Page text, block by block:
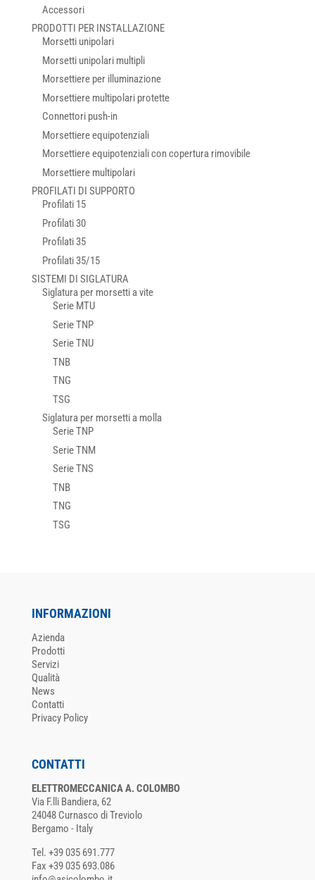
Accessori
PRODOTTI PER INSTALLAZIONE
Morsetti unipolari
Morsetti unipolari multipli
Morsettiere per illuminazione
Morsettiere multipolari protette
Connettori push-in
Morsettiere equipotenziali
Morsettiere equipotenziali con copertura rimovibile
Morsettiere multipolari
PROFILATI DI SUPPORTO
Profilati 15
Profilati 30
Profilati 35
Profilati 35/15
SISTEMI DI SIGLATURA
Siglatura per morsetti a vite
Serie MTU
Serie TNP
Serie TNU
TNB
TNG
TSG
Siglatura per morsetti a molla
Serie TNP
Serie TNM
Serie TNS
TNB
TNG
TSG
INFORMAZIONI
Azienda
Prodotti
Servizi
Qualità
News
Contatti
Privacy Policy
CONTATTI
ELETTROMECCANICA A. COLOMBO
Via F.lli Bandiera, 62
24048 Curnasco di Treviolo
Bergamo - Italy
Tel. +39 035 691.777
Fax +39 035 693.086